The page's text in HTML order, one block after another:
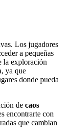
Los jugadores
a pequeñas
la exploración
ya que
donde pueda
de caos
encontrarte con
que cambian